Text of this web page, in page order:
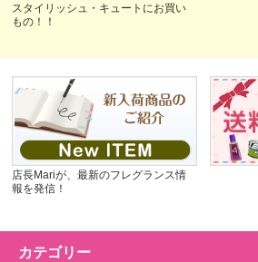
スタイリッシュ・キュートにお買い
もの！！
店長Mariが、最新のフレグランス情
報を発信！
カテゴリー